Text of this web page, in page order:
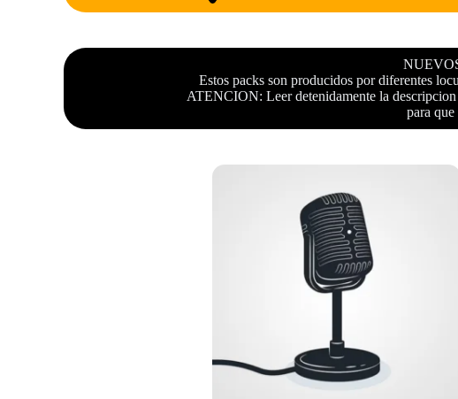
Estos packs son producidos por diferentes
ATENCION: Leer detenidamente la descripcion
para